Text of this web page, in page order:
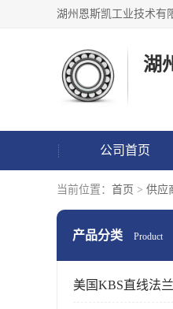
湖
公司首页
当前位置： 首页 > 供应
产品分类 Product
美国KBS直线法